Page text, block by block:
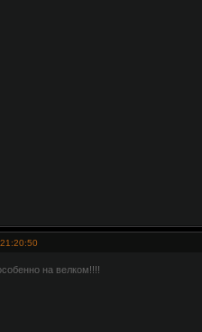
на велком!!!!